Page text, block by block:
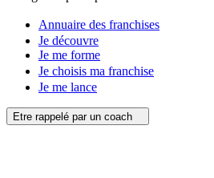
Annuaire des franchises
Je découvre
Je me forme
Je choisis ma franchise
Je me lance
Etre rappelé par un coach